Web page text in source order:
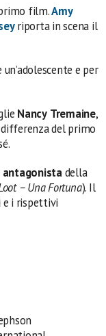
film.Amy
riporta in scena il
e per
Nancy Tremaine,
differenza del primo
antagonistadella
– Una Fortuna). Il
e i rispettivi